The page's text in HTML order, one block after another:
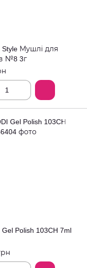
Style Мушлі для
№8 3г
Gel Polish 103CH 7ml